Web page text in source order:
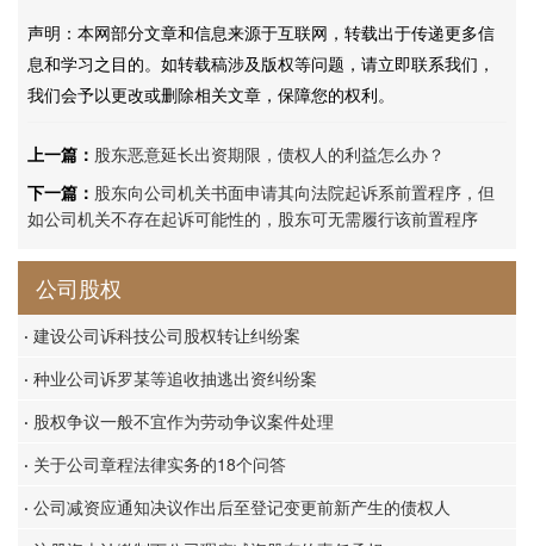
声明：本网部分文章和信息来源于互联网，转载出于传递更多信
息和学习之目的。如转载稿涉及版权等问题，请立即联系我们，
我们会予以更改或删除相关文章，保障您的权利。
上一篇： 股东恶意延长出资期限，债权人的利益怎么办？
下一篇： 股东向公司机关书面申请其向法院起诉系前置程序，但
如公司机关不存在起诉可能性的，股东可无需履行该前置程序
公司股权
· 建设公司诉科技公司股权转让纠纷案
· 种业公司诉罗某等追收抽逃出资纠纷案
· 股权争议一般不宜作为劳动争议案件处理
· 关于公司章程法律实务的18个问答
· 公司减资应通知决议作出后至登记变更前新产生的债权人